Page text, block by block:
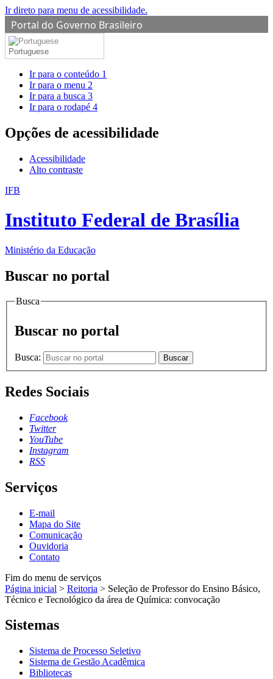
Ir direto para menu de acessibilidade.
Portal do Governo Brasileiro
Portuguese
Ir para o conteúdo 1
Ir para o menu 2
Ir para a busca 3
Ir para o rodapé 4
Opções de acessibilidade
Acessibilidade
Alto contraste
IFB
Instituto Federal de Brasília
Ministério da Educação
Buscar no portal
Busca
Buscar no portal
Busca: Buscar
Redes Sociais
Facebook
Twitter
YouTube
Instagram
RSS
Serviços
E-mail
Mapa do Site
Comunicação
Ouvidoria
Contato
Fim do menu de serviços
Página inicial > Reitoria > Seleção de Professor do Ensino Básico,
Técnico e Tecnológico da área de Química: convocação
Sistemas
Sistema de Processo Seletivo
Sistema de Gestão Acadêmica
Bibliotecas